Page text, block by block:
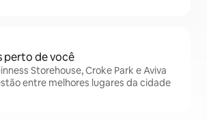
perto de você
Storehouse, Croke Park e Aviva
entre melhores lugares da cidade